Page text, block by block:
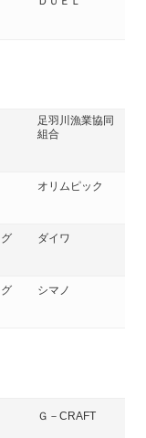
足羽川漁業協同
組合
オリムピック
ダイワ
シマノ
Ｇ－CRAFT